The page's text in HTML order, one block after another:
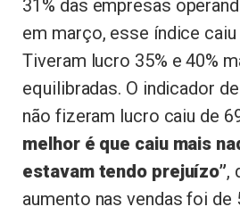
31% das empresas
em março, esse índice caiu
Tiveram lucro 35% e 40%
equilibradas. O indicador
não fizeram lucro caiu de
melhor é que caiu mais
estavam tendo prejuízo”,
aumento nas vendas foi de